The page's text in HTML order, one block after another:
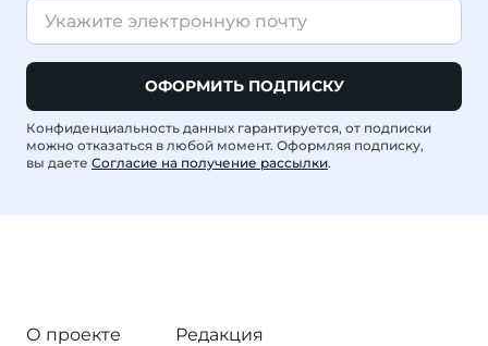
ОФОРМИТЬ ПОДПИСКУ
Конфиденциальность данных гарантируется, от подписки
можно отказаться в любой момент. Оформляя подписку,
вы даете Согласие на получение рассылки.
О проекте
Редакция